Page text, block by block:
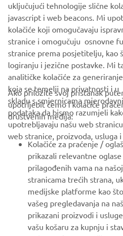
DISCOVER
CORPORATE
FOR BUSINESS
MORE YAMAHA
SUPPORT
BILTEN
uključujući tehnologije slične
javascript i web beacons. Mi
kolačiće koji omogučavaju
stranice i omogučuju osnovne
stranice prema posjetitelju, kao
logiranju i jezične postavke. Mi
analitičke kolačiće za
koja se temelji na privatnosti i u
skladu s smjernicama
podataka da bismo razumjeli
upotrebljavaju našu web
web stranice, proizvoda, usluga
Ako priložite svoj pristanak
upotrijebit ćemo i kolačiće
društvenih medija:
Kolačiće za praćenje /
prikazali relevantne
prilagođenih vama na
stranicama trećih strana,
medijske platforme kao
vašeg pregledavanja na
prikazani proizvodi i
vašu košaru za kupnju i